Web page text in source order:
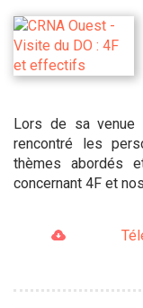
Lors de sa venue
rencontré les
thèmes abordés
concernant 4F et